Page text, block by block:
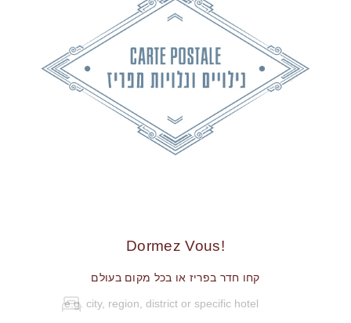
!Dormez Vous
קחו חדר בפריז או בכל מקום בעולם